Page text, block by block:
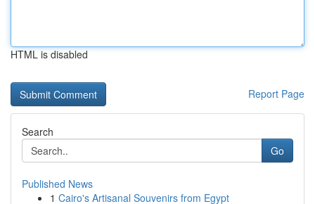
HTML is disabled
Report Page
Search
Go
Published News
1 Cairo's Artisanal Souvenirs from Egypt